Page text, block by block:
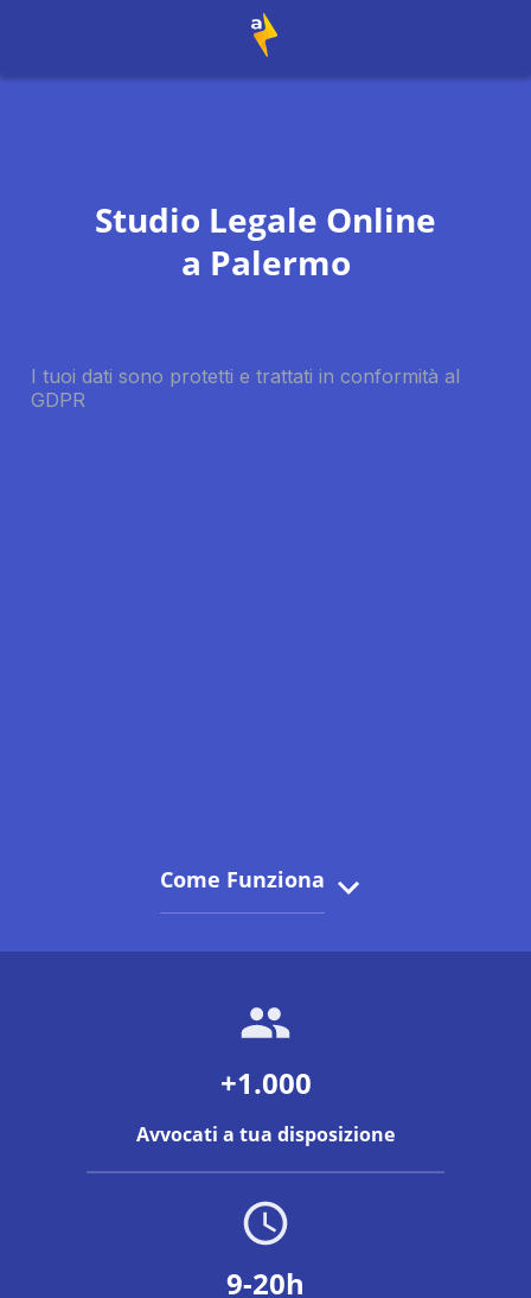
Studio Legale Online
a Palermo
Come Funziona
+1.000
Avvocati a tua disposizione
9-20h